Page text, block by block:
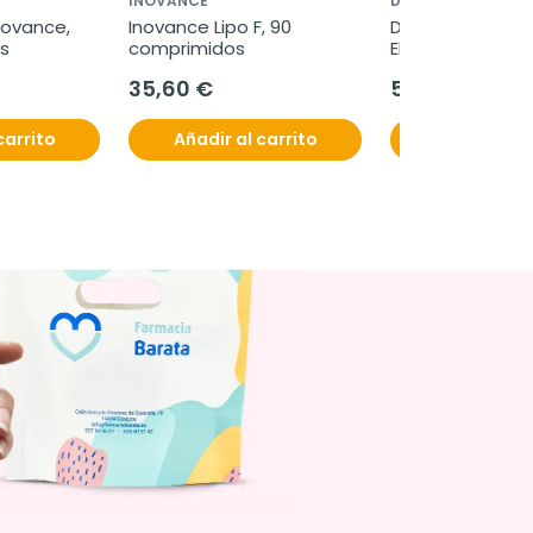
Inovance Lipo F, 90
comprimidos
35,60 €
Añadir al carrito
Drasanvi Hydrop
Electrolitos
comprimidos
5,63 €